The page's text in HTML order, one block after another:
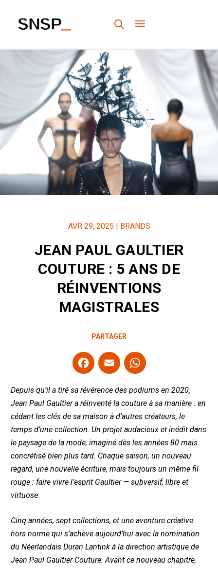
JEAN PAUL GAULTIER
COUTURE : 5 ANS DE
RÉINVENTIONS
MAGISTRALES
AVR 29, 2025 | BRANDS
PARTAGER
F
a
ce
b
o
o
k
E
m
ail
W
at
s
A
p
p
Depuis qu’il a tiré sa révérence des podiums en 2020,
Jean Paul Gaultier a réinventé la couture à sa manière : en
cédant les clés de sa maison à d’autres créateurs, le
temps d’une collection. Un projet audacieux et inédit dans
le paysage de la mode, imaginé dès les années 80 mais
concrétisé bien plus tard. Chaque saison, un nouveau
regard, une nouvelle écriture, mais toujours un même fil
rouge : faire vivre l’esprit Gaultier — subversif, libre et
virtuose.
Cinq années, sept collections, et une aventure créative
hors norme qui s’achève aujourd’hui avec la nomination
du Néerlandais Duran Lantink à la direction artistique de
Jean Paul Gaultier Couture. Avant ce nouveau chapitre,